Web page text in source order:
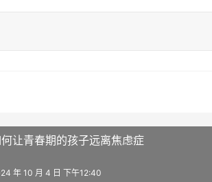
让青春期的孩子远离焦虑症
年 10 月 4 日 下午12:40